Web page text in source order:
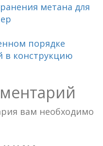
метана для
порядке
в конструкцию
вам необходимо